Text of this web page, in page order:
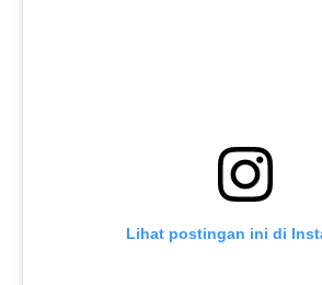
Lihat postingan ini di